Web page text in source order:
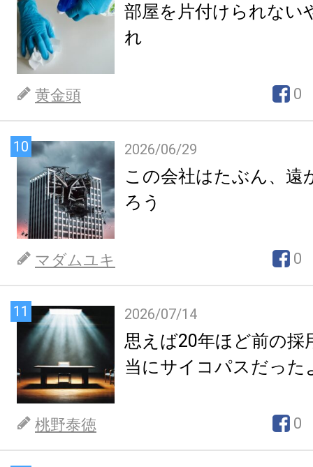
部屋を片付けられない
れ
黄金頭 0
10 2026/06/29
この会社はたぶん、遠
ろう
マダムユキ 0
11 2026/07/14
思えば20年ほど前の採
当にサイコパスだった
桃野泰徳 0